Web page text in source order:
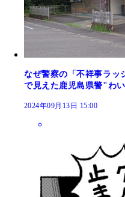
なぜ警察の「不祥事ラ
で見えた鹿児島県警"わ
2024年09月13日 15:00